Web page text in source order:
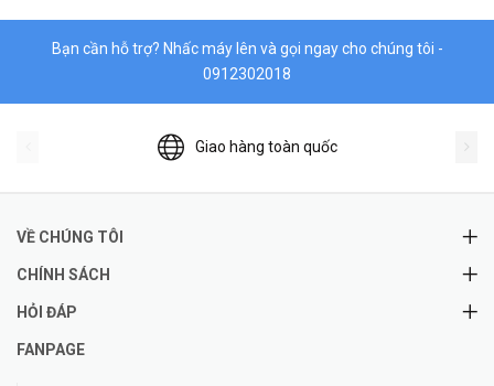
Bạn cần hỗ trợ? Nhấc máy lên và gọi ngay cho chúng tôi -
0912302018
Giao hàng toàn quốc
VỀ CHÚNG TÔI
CHÍNH SÁCH
HỎI ĐÁP
FANPAGE